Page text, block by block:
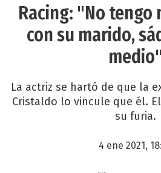
Racing: "No tengo
con su marido,
medio"
La actriz se hartó de que la
Cristaldo lo vincule que él.
su furia.
4 ene 2021,